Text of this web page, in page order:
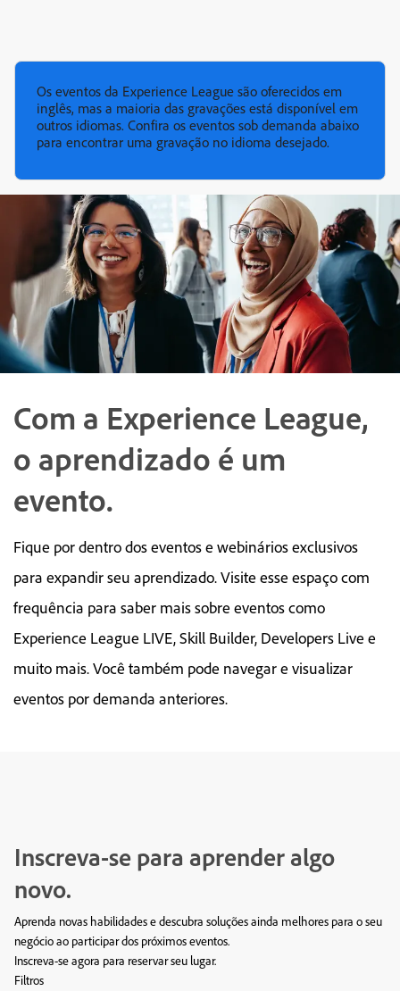
Os eventos da Experience League são oferecidos em
inglês, mas a maioria das gravações está disponível em
outros idiomas. Confira os eventos sob demanda abaixo
para encontrar uma gravação no idioma desejado.
Com a Experience League,
o aprendizado é um
evento.
Fique por dentro dos eventos e webinários exclusivos
para expandir seu aprendizado. Visite esse espaço com
frequência para saber mais sobre eventos como
Experience League LIVE, Skill Builder, Developers Live e
muito mais. Você também pode navegar e visualizar
eventos por demanda anteriores.
Inscreva-se para aprender algo
novo.
Aprenda novas habilidades e descubra soluções ainda melhores para o seu
negócio ao participar dos próximos eventos.
Inscreva-se agora para reservar seu lugar.
Filtros